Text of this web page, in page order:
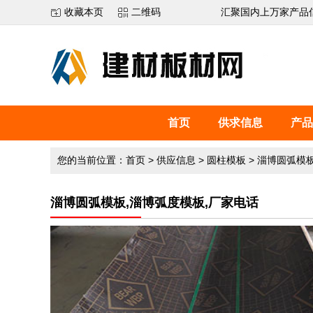
收藏本页 二维码 汇聚国内上万家产品
首页 供求信息 产
您的当前位置： 首页 > 供应信息 > 圆柱模板 > 淄博圆弧模
淄博圆弧模板,淄博弧度模板,厂家电话